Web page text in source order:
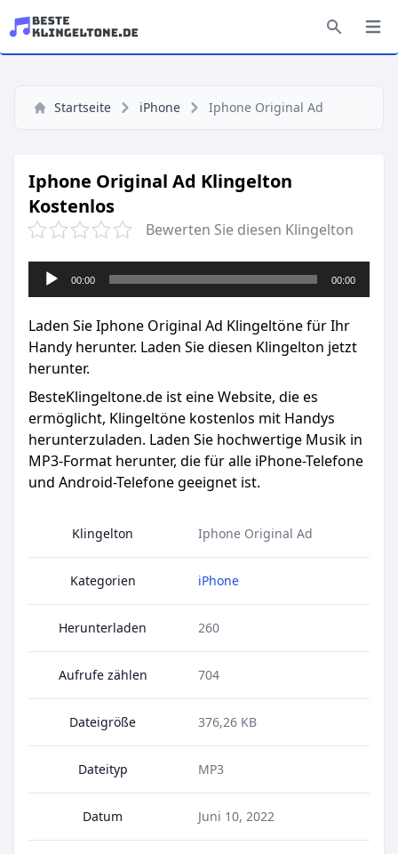
Startseite iPhone Iphone Original Ad
Iphone Original Ad Klingelton
Kostenlos
Bewerten Sie diesen Klingelton
Audio-
Player
00:00 00:00
Laden Sie Iphone Original Ad Klingeltöne für Ihr
Handy herunter. Laden Sie diesen Klingelton jetzt
herunter.
BesteKlingeltone.de ist eine Website, die es
ermöglicht, Klingeltöne kostenlos mit Handys
herunterzuladen. Laden Sie hochwertige Musik in
MP3-Format herunter, die für alle iPhone-Telefone
und Android-Telefone geeignet ist.
Klingelton Iphone Original Ad
Kategorien iPhone
Herunterladen 260
Aufrufe zählen 704
Dateigröße 376,26 KB
Dateityp MP3
Datum Juni 10, 2022